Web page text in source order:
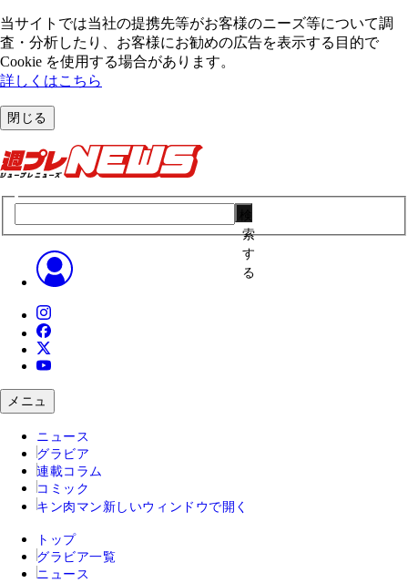
当サイトでは当社の提携先等がお客様のニーズ等について調
査・分析したり、お客様にお勧めの広告を表⽰する⽬的で
Cookie を使⽤する場合があります。
詳しくはこちら
閉じる
索
す
る
メニュ
ニュース
グラビア
連載コラム
コミック
キン肉マン 新しいウィンドウで開く
トップ
グラビア一覧
ニュース